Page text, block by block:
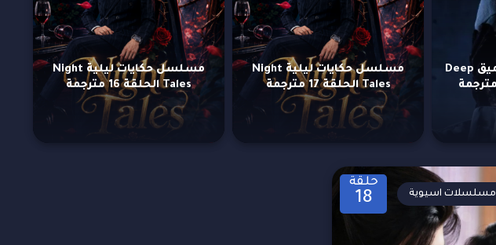
مسلسل الانتقام العميق Deep
مسلسل حكايات ليلية Night
Tales الحلقة 17 مترجمة
مسلسل حكايات ليلية Night
Tales الحلقة 16 مترجمة
حلقة
18 مسلسلات اسيوية